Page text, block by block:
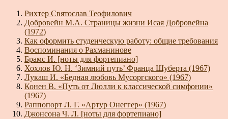
Рихтер Святослав Теофилович
Добровейн М.А. Страницы жизни Исая Добровейна
(1972)
Как оформить студенческую работу: общие требования
Воспоминания о Рахманинове
Брамс И. [ноты для фортепиано]
Хохлов Ю. Н. ‘Зимний путь’ Франца Шуберта (1967)
Лукаш И. «Бедная любовь Мусоргского» (1967)
Конен В. «Путь от Люлли к классической симфонии»
(1967)
Раппопорт Л. Г. «Артур Онеггер» (1967)
Джонсона Ч. Л. [ноты для фортепиано]